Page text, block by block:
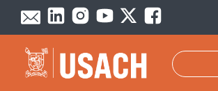
Pasar al contenido principal